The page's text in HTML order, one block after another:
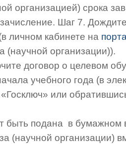
организацией) срока
Шаг 7.
личном кабинете на
(научной организации)).
договор о целевом
учебного года (в
или
быть подана в бумажном
(научной организации)